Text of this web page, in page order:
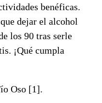
benéficas.
dejar el alcohol
los 90 tras serle
¡Qué cumpla
Oso [1].